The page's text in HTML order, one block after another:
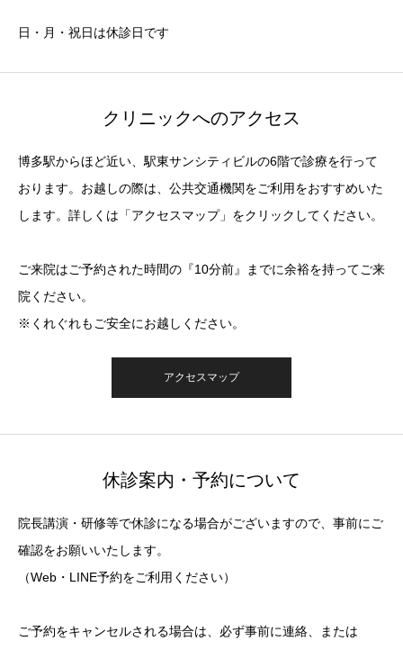
日・月・祝日は休診日です
クリニックへのアクセス
博多駅からほど近い、駅東サンシティビルの6階で診療を行って
おります。お越しの際は、公共交通機関をご利用をおすすめいた
します。詳しくは「アクセスマップ」をクリックしてください。
ご来院はご予約された時間の『10分前』までに余裕を持ってご来
院ください。
※くれぐれもご安全にお越しください。
アクセスマップ
休診案内・予約について
院長講演・研修等で休診になる場合がございますので、事前にご
確認をお願いいたします。
（Web・LINE予約をご利用ください）
ご予約をキャンセルされる場合は、必ず事前に連絡、または